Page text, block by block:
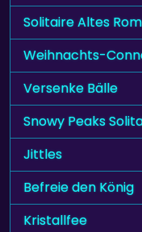
Solitaire Altes Rom
Weihnachts-
Versenke Bälle
Snowy Peaks
Jittles
Befreie den König
Kristallfee